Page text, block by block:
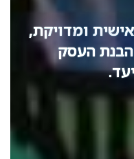
ומדויקת,
העסק